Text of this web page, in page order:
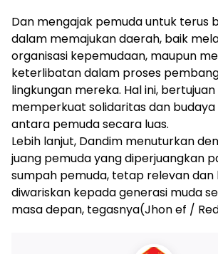
Dan mengajak pemuda untuk terus
dalam memajukan daerah, baik
organisasi kepemudaan, maupun
keterlibatan dalam proses
lingkungan mereka. Hal ini,
memperkuat solidaritas dan
antara pemuda secara luas.
Lebih lanjut, Dandim menuturkan
juang pemuda yang diperjuangkan
sumpah pemuda, tetap relevan dan
diwariskan kepada generasi muda
masa depan, tegasnya(Jhon ef /